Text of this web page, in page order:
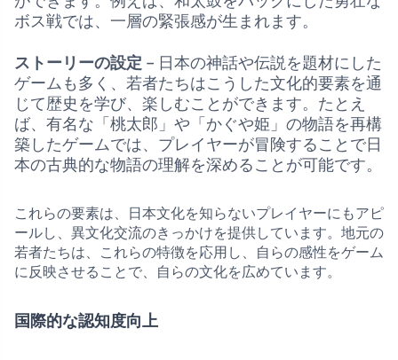
ボス戦では、一層の緊張感が生まれます。
ストーリーの設定 – 日本の神話や伝説を題材にした
ゲームも多く、若者たちはこうした文化的要素を通
じて歴史を学び、楽しむことができます。たとえ
ば、有名な「桃太郎」や「かぐや姫」の物語を再構
築したゲームでは、プレイヤーが冒険することで日
本の古典的な物語の理解を深めることが可能です。
これらの要素は、日本文化を知らないプレイヤーにもアピ
ールし、異文化交流のきっかけを提供しています。地元の
若者たちは、これらの特徴を応用し、自らの感性をゲーム
に反映させることで、自らの文化を広めています。
国際的な認知度向上